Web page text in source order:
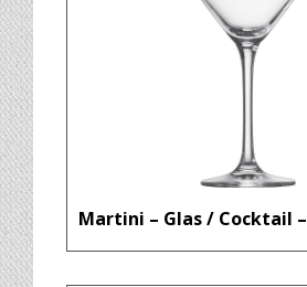
Martini – Glas / Cocktail